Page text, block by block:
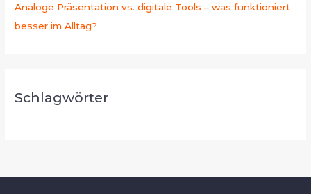
Analoge Präsentation vs. digitale Tools – was funktioniert
besser im Alltag?
Schlagwörter